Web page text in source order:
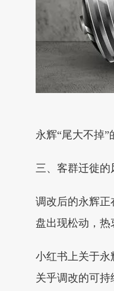
永辉“尾大不掉
三、客群迁徙的
调改后的永辉正
盘出现松动，热
小红书上关于永
关乎调改的可持